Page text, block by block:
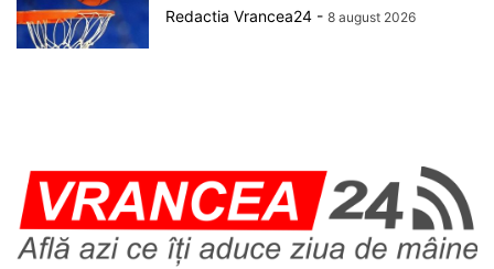
Redactia Vrancea24 - 8 august 2026